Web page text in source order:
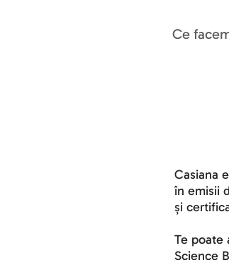
Ce
Casiana
în emisii
și
Te poate
Science